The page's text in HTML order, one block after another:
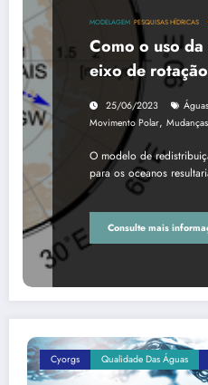
MODELAGEM PESQUISAS HÍDRICAS
Como o uso
eixo de
25/06/2023
Movimento Polar,
O modelo de
para os oceanos
Consulte mais
Cyorgs Qualidade Das Águas